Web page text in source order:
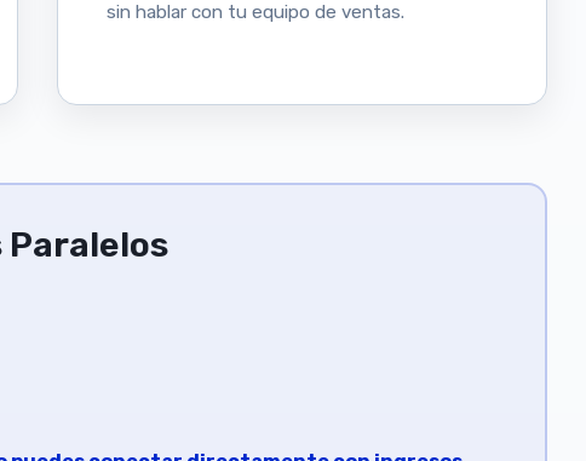
sin hablar con tu equipo de ventas.
Paralelos